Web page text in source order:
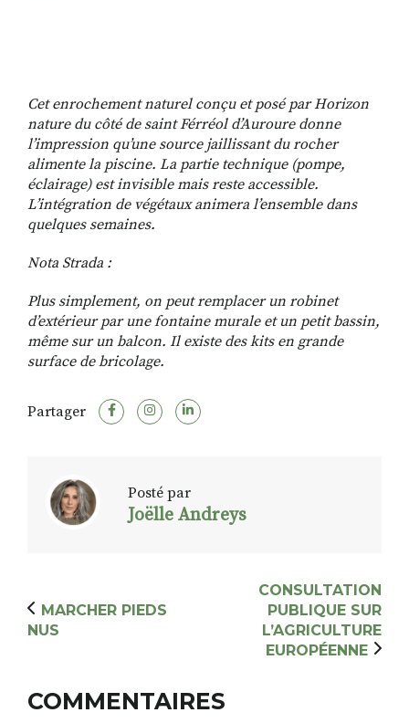
Cet enrochement naturel conçu et posé par Horizon
nature du côté de saint Férréol d’Auroure donne
l’impression qu’une source jaillissant du rocher
alimente la piscine. La partie technique (pompe,
éclairage) est invisible mais reste accessible.
L’intégration de végétaux animera l’ensemble dans
quelques semaines.
Nota Strada :
Plus simplement, on peut remplacer un robinet
d’extérieur par une fontaine murale et un petit bassin,
même sur un balcon. Il existe des kits en grande
surface de bricolage.
Partager
Posté par
Joëlle Andreys
MARCHER PIEDS
NUS
CONSULTATION
PUBLIQUE SUR
L’AGRICULTURE
EUROPÉENNE
COMMENTAIRES